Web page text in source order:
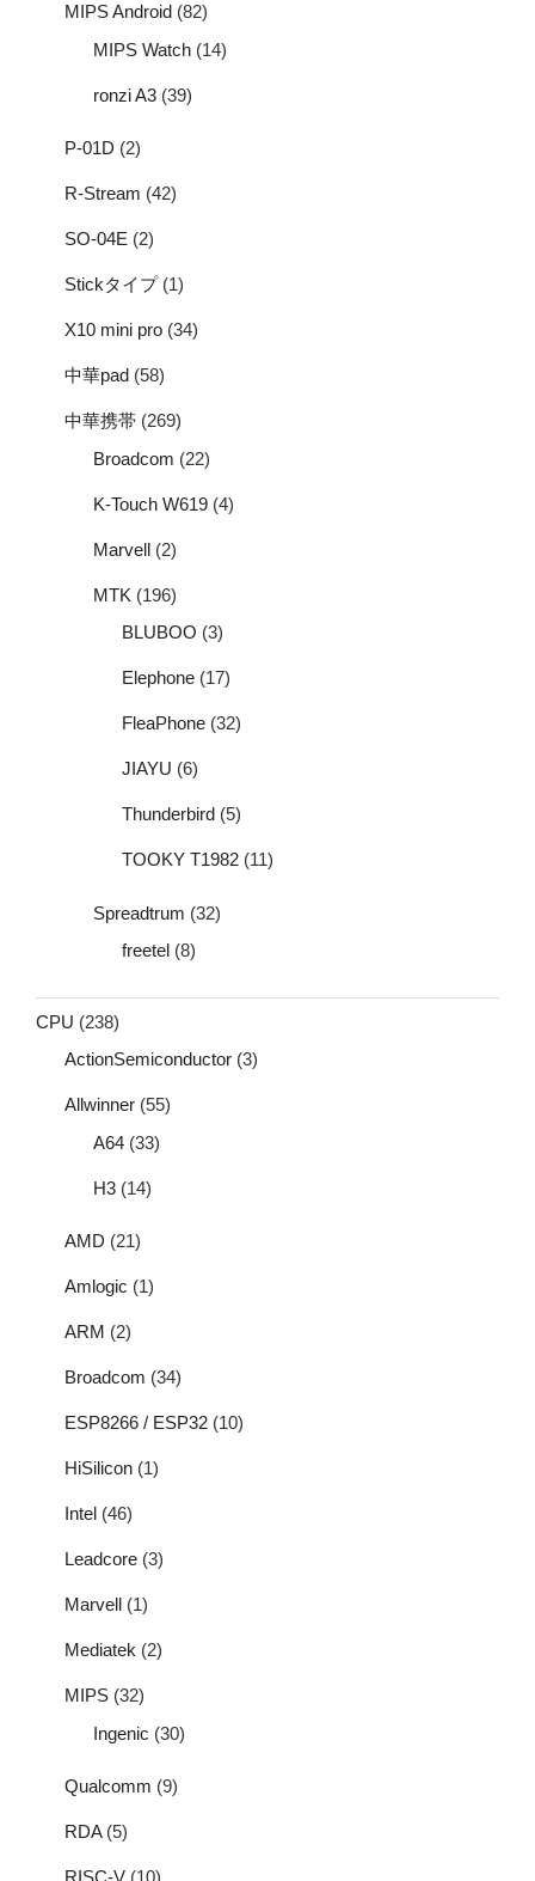
MIPS Android (82)
MIPS Watch (14)
ronzi A3 (39)
P-01D (2)
R-Stream (42)
SO-04E (2)
Stickタイプ(1)
X10 mini pro (34)
中華pad (58)
中華携帯 (269)
Broadcom (22)
K-Touch W619 (4)
Marvell (2)
MTK (196)
BLUBOO (3)
Elephone (17)
FleaPhone (32)
JIAYU (6)
Thunderbird (5)
TOOKY T1982 (11)
Spreadtrum (32)
freetel (8)
CPU (238)
ActionSemiconductor (3)
Allwinner (55)
A64 (33)
H3 (14)
AMD (21)
Amlogic (1)
ARM (2)
Broadcom (34)
ESP8266 / ESP32 (10)
HiSilicon (1)
Intel (46)
Leadcore (3)
Marvell (1)
Mediatek (2)
MIPS (32)
Ingenic (30)
Qualcomm (9)
RDA(5)